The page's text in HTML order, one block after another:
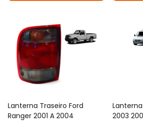
Lanterna Traseiro Ford
Ranger 2001 A 2004
2003